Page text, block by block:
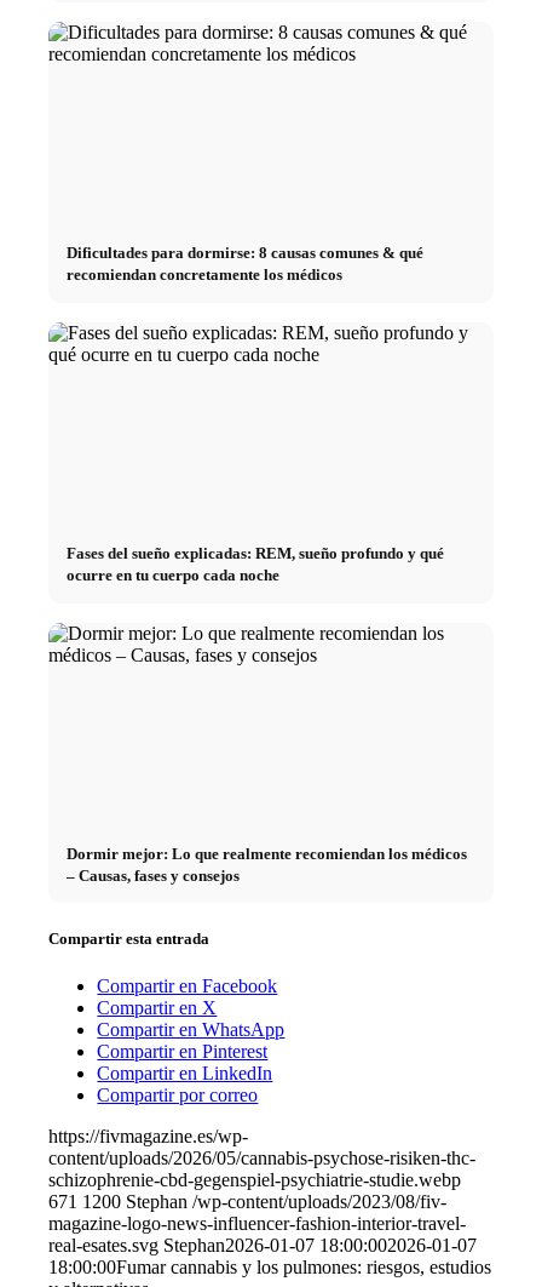
Dificultades para dormirse: 8 causas comunes & qué
recomiendan concretamente los médicos
Fases del sueño explicadas: REM, sueño profundo y qué
ocurre en tu cuerpo cada noche
Dormir mejor: Lo que realmente recomiendan los médicos
– Causas, fases y consejos
Compartir esta entrada
Compartir en Facebook
Compartir en X
Compartir en WhatsApp
Compartir en Pinterest
Compartir en LinkedIn
Compartir por correo
https://fivmagazine.es/wp-
content/uploads/2026/05/cannabis-psychose-risiken-thc-
schizophrenie-cbd-gegenspiel-psychiatrie-studie.webp
671 1200 Stephan /wp-content/uploads/2023/08/fiv-
magazine-logo-news-influencer-fashion-interior-travel-
real-esates.svg Stephan2026-01-07 18:00:002026-01-07
18:00:00Fumar cannabis y los pulmones: riesgos, estudios